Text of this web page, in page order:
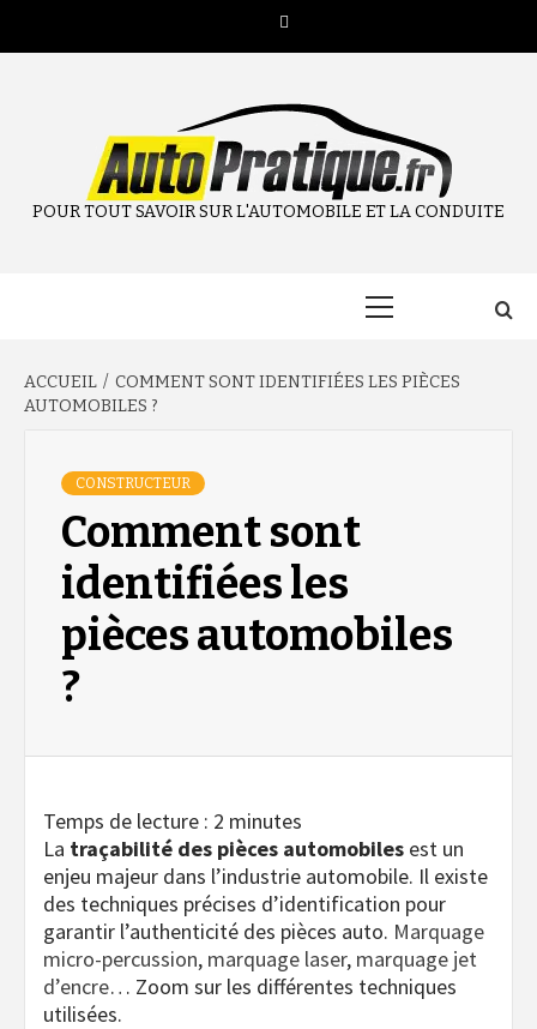
contenu
Twitter
POUR TOUT SAVOIR SUR L'AUTOMOBILE ET LA CONDUITE
ACCUEIL
COMMENT SONT IDENTIFIÉES LES PIÈCES
AUTOMOBILES ?
CONSTRUCTEUR
Comment sont
identifiées les
pièces automobiles
?
Temps de lecture : 2 minutes
La traçabilité des pièces automobiles est un
enjeu majeur dans l’industrie automobile. Il existe
des techniques précises d’identification pour
garantir l’authenticité des pièces auto. Marquage
micro-percussion, marquage laser, marquage jet
d’encre… Zoom sur les différentes techniques
utilisées.